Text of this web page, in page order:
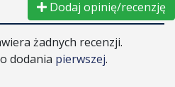
Dodaj opinię/recenzję
żadnych recenzji.
dodania pierwszej.